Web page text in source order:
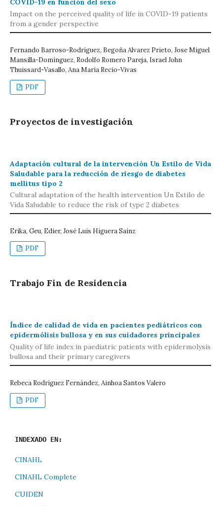
COVID-19 en función del sexo
Impact on the perceived quality of life in COVID-19 patients
from a gender perspective
Fernando Barroso-Rodríguez, Begoña Alvarez Prieto, Jose Miguel
Mansilla-Domínguez, Rodolfo Romero Pareja, Israel John
Thuissard-Vasallo, Ana María Recio-Vivas
PDF
Proyectos de investigación
Adaptación cultural de la intervención Un Estilo de Vida
Saludable para la reducción de riesgo de diabetes
mellitus tipo 2
Cultural adaptation of the health intervention Un Estilo de
Vida Saludable to reduce the risk of type 2 diabetes
Erika, Geu, Edier, José Luis Higuera Sainz
PDF
Trabajo Fin de Residencia
Índice de calidad de vida en pacientes pediátricos con
epidermólisis bullosa y en sus cuidadores principales
Quality of life index in paediatric patients with epidermolysis
bullosa and their primary caregivers
Rebeca Rodríguez Fernández, Ainhoa Santos Valero
PDF
INDEXADO EN:
CINAHL
CINAHL Complete
CUIDEN